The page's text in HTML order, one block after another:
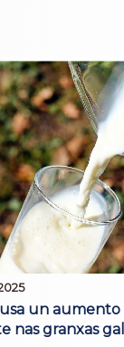
un aumento
nas granxas